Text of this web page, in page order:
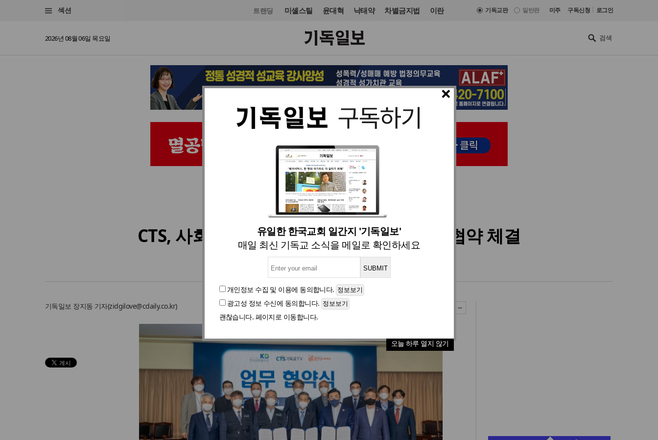
섹션 트랜딩 미셸스틸 윤대혁 낙태약 차별금지법 이란 기독교판 일반판 미주 구독신청 로그인
2026년 08월 06일 목요일
×
유일한 한국교회 일간지 '기독일보'
매일 최신 기독교 소식을 메일로 확인하세요
개인정보 수집 및 이용에 동의합니다.
광고성 정보 수신에 동의합니다.
괜찮습니다. 페이지로 이동합니다.
오늘 하루 열지 않기
교단/단체 입력 2022. 09. 01 17:29
CTS, 사회적 기여 네트워크 창립 위한 업무협약 체결
1일 한교봉 외 4개 기관과
기독일보 장지동 기자(zidgilove@cdaily.co.kr)